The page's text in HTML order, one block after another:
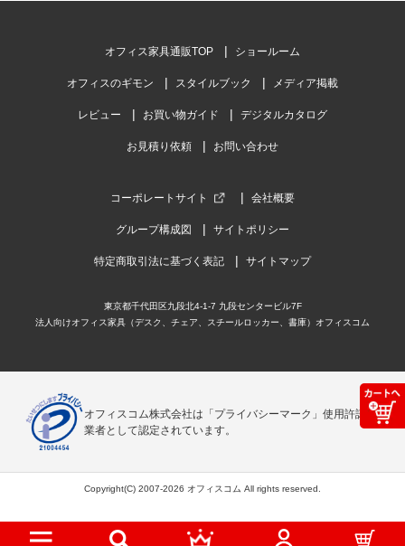
オフィス家具通販TOP ショールーム
オフィスのギモン スタイルブック メディア掲載
レビュー お買い物ガイド デジタルカタログ
お見積り依頼 お問い合わせ
コーポレートサイト 会社概要
グループ構成図 サイトポリシー
特定商取引法に基づく表記 サイトマップ
東京都千代田区九段北4-1-7 九段センタービル7F
法人向けオフィス家具（デスク、チェア、スチールロッカー、書庫）オフィスコム
オフィスコム株式会社は「プライバシーマーク」使用許諾事
業者として認定されています。
Copyright(C) 2007-2026 オフィスコム All rights reserved.